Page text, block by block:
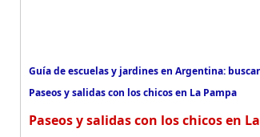
Guía de escuelas y jardines en Argentina:
Paseos y salidas con los chicos en La Pampa
Paseos y salidas con los chicos en